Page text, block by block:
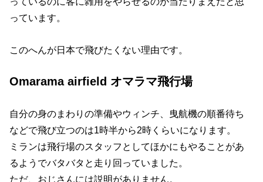
っています。
このへんが日本で飛びたくない理由です。
Omarama airfield オマラマ飛行場
自分の身のまわりの準備やウィンチ、曳航機の順番待ち
などで飛び立つのは1時半から2時くらいになります。
ミランは飛行場のスタッフとしてほかにもやることがあ
るようでバタバタと走り回っていました。
ただ、おじさんには説明がありません。